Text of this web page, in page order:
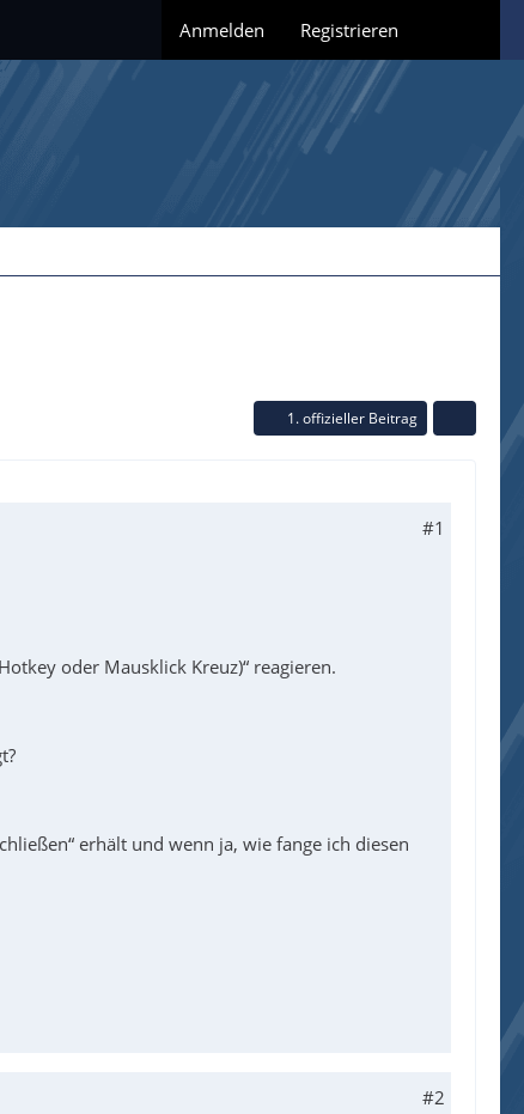
Anmelden Registrieren
1. offizieller Beitrag
#1
oder Mausklick Kreuz)“ reagieren.
erhält und wenn ja, wie fange ich diesen
#2